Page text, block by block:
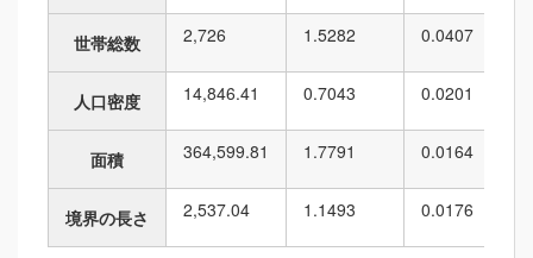
世帯総数 2,726 1.5282 0.0407
人口密度 14,846.41 0.7043 0.0201
面積 364,599.81 1.7791 0.0164
境界の長さ 2,537.04 1.1493 0.0176